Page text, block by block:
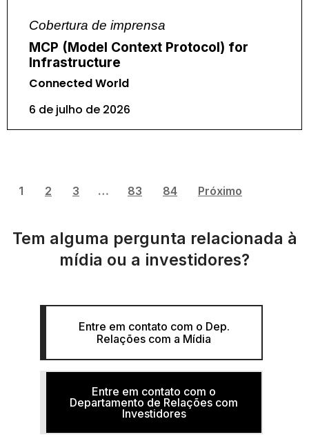
Cobertura de imprensa
MCP (Model Context Protocol) for
Infrastructure
Connected World
6 de julho de 2026
1 2 3 … 83 84 Próximo
Tem alguma pergunta relacionada à
mídia ou a investidores?
Entre em contato com o Dep.
Relações com a Mídia
Entre em contato com o
Departamento de Relações com
Investidores